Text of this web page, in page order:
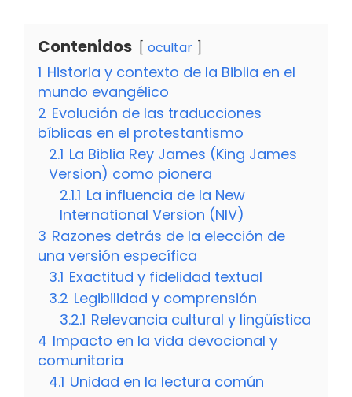
Contenidos ocultar
1 Historia y contexto de la Biblia en el
mundo evangélico
2 Evolución de las traducciones
bíblicas en el protestantismo
2.1 La Biblia Rey James (King James
Version) como pionera
2.1.1 La influencia de la New
International Version (NIV)
3 Razones detrás de la elección de
una versión específica
3.1 Exactitud y fidelidad textual
3.2 Legibilidad y comprensión
3.2.1 Relevancia cultural y lingüística
4 Impacto en la vida devocional y
comunitaria
4.1 Unidad en la lectura común